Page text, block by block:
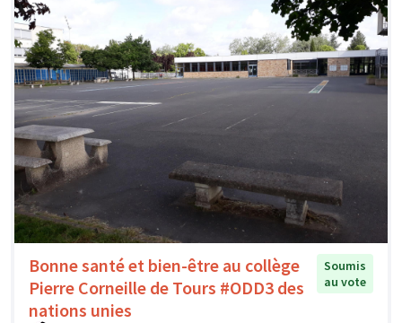
Bonne santé et bien-être au collège
Pierre Corneille de Tours #ODD3 des
nations unies
Soumis
au vote